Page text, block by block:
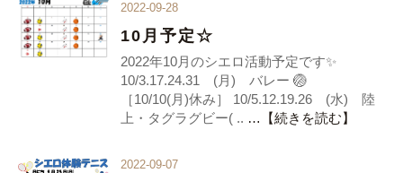
2022-09-28
10月予定☆
2022年10月のシエロ活動予定です✨
10/3.17.24.31 (月) バレー 🏐
［10/10(月)休み］ 10/5.12.19.26 (水) 陸
上・タグラグビー( .. …【続きを読む】
2022-09-07